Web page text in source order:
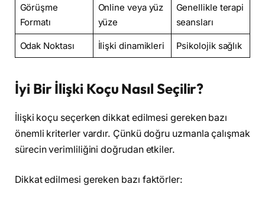
Görüşme
Formatı
Online veya yüz
yüze
Genellikle terapi
seansları
Odak Noktası İlişki dinamikleri Psikolojik sağlık
İyi Bir İlişki Koçu Nasıl Seçilir?
İlişki koçu seçerken dikkat edilmesi gereken bazı
önemli kriterler vardır. Çünkü doğru uzmanla çalışmak
sürecin verimliliğini doğrudan etkiler.
Dikkat edilmesi gereken bazı faktörler: